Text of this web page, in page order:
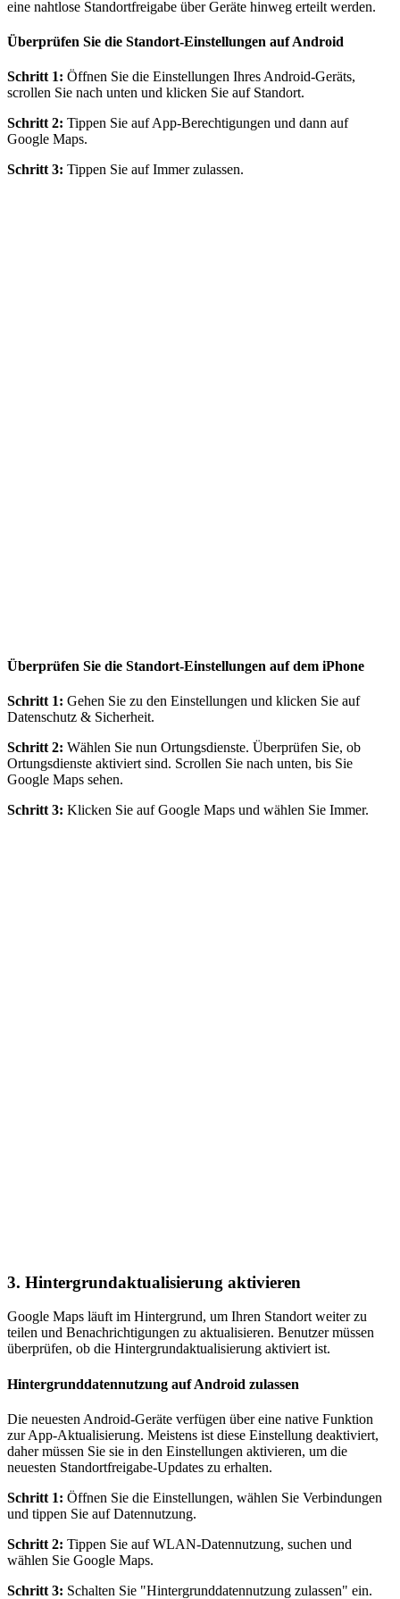
eine nahtlose Standortfreigabe über Geräte hinweg erteilt werden.
Überprüfen Sie die Standort-Einstellungen auf Android
Schritt 1: Öffnen Sie die Einstellungen Ihres Android-Geräts,
scrollen Sie nach unten und klicken Sie auf Standort.
Schritt 2: Tippen Sie auf App-Berechtigungen und dann auf
Google Maps.
Schritt 3: Tippen Sie auf Immer zulassen.
Überprüfen Sie die Standort-Einstellungen auf dem iPhone
Schritt 1: Gehen Sie zu den Einstellungen und klicken Sie auf
Datenschutz & Sicherheit.
Schritt 2: Wählen Sie nun Ortungsdienste. Überprüfen Sie, ob
Ortungsdienste aktiviert sind. Scrollen Sie nach unten, bis Sie
Google Maps sehen.
Schritt 3: Klicken Sie auf Google Maps und wählen Sie Immer.
3. Hintergrundaktualisierung aktivieren
Google Maps läuft im Hintergrund, um Ihren Standort weiter zu
teilen und Benachrichtigungen zu aktualisieren. Benutzer müssen
überprüfen, ob die Hintergrundaktualisierung aktiviert ist.
Hintergrunddatennutzung auf Android zulassen
Die neuesten Android-Geräte verfügen über eine native Funktion
zur App-Aktualisierung. Meistens ist diese Einstellung deaktiviert,
daher müssen Sie sie in den Einstellungen aktivieren, um die
neuesten Standortfreigabe-Updates zu erhalten.
Schritt 1: Öffnen Sie die Einstellungen, wählen Sie Verbindungen
und tippen Sie auf Datennutzung.
Schritt 2: Tippen Sie auf WLAN-Datennutzung, suchen und
wählen Sie Google Maps.
Schritt 3: Schalten Sie "Hintergrunddatennutzung zulassen" ein.